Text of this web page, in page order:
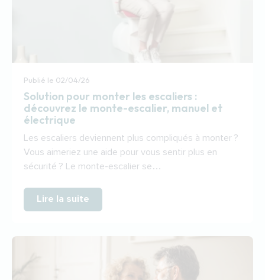
Publié le 02/04/26
Solution pour monter les escaliers :
découvrez le monte-escalier, manuel et
électrique
Les escaliers deviennent plus compliqués à monter ?
Vous aimeriez une aide pour vous sentir plus en
sécurité ? Le monte-escalier se…
Lire la suite